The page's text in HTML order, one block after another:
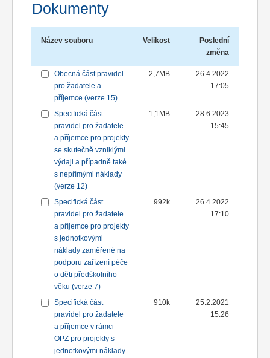
Dokumenty
Název souboru Velikost
Poslední
změna
Obecná část pravidel
pro žadatele a
příjemce (verze 15)
2,7MB
26.4.2022
17:05
Specifická část
pravidel pro žadatele
a příjemce pro projekty
se skutečně vzniklými
výdaji a případně také
s nepřímými náklady
(verze 12)
1,1MB
28.6.2023
15:45
Specifická část
pravidel pro žadatele
a příjemce pro projekty
s jednotkovými
náklady zaměřené na
podporu zařízení péče
o děti předškolního
věku (verze 7)
992k
26.4.2022
17:10
Specifická část
pravidel pro žadatele
a příjemce v rámci
OPZ pro projekty s
jednotkovými náklady
910k
25.2.2021
15:26